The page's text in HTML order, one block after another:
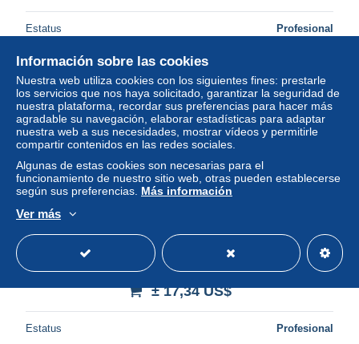
Estatus Profesional
Nuevo
Antigua & Barbuda 1863 1p Red, WM1, used, Used or
CTO
± 17,34 US$
Estatus Profesional
Información sobre las cookies
Nuestra web utiliza cookies con los siguientes fines: prestarle
los servicios que nos haya solicitado, garantizar la seguridad de
nuestra plataforma, recordar sus preferencias para hacer más
agradable su navegación, elaborar estadísticas para adaptar
nuestra web a sus necesidades, mostrar vídeos y permitirle
compartir contenidos en las redes sociales.
Algunas de estas cookies son necesarias para el
funcionamiento de nuestro sitio web, otras pueden establecerse
según sus preferencias. Más información
Ver más